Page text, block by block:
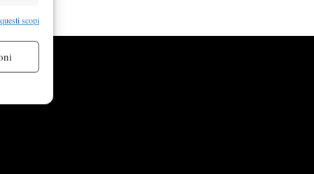
attivo
scopi